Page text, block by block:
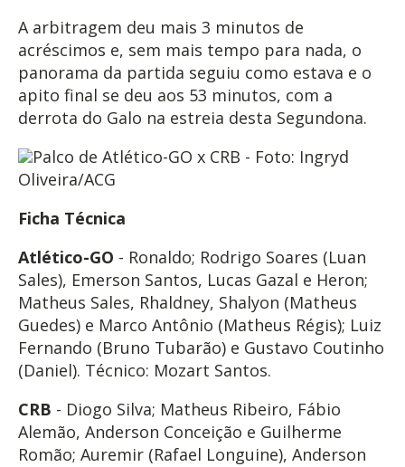
A arbitragem deu mais 3 minutos de
acréscimos e, sem mais tempo para nada, o
panorama da partida seguiu como estava e o
apito final se deu aos 53 minutos, com a
derrota do Galo na estreia desta Segundona.
Palco de Atlético-GO x CRB - Foto: Ingryd
Oliveira/ACG
Ficha Técnica
Atlético-GO - Ronaldo; Rodrigo Soares (Luan
Sales), Emerson Santos, Lucas Gazal e Heron;
Matheus Sales, Rhaldney, Shalyon (Matheus
Guedes) e Marco Antônio (Matheus Régis); Luiz
Fernando (Bruno Tubarão) e Gustavo Coutinho
(Daniel). Técnico: Mozart Santos.
CRB - Diogo Silva; Matheus Ribeiro, Fábio
Alemão, Anderson Conceição e Guilherme
Romão; Auremir (Rafael Longuine), Anderson